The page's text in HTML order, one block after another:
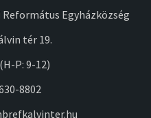
Egyházközség
tér 19.
P: 9-12)
8802